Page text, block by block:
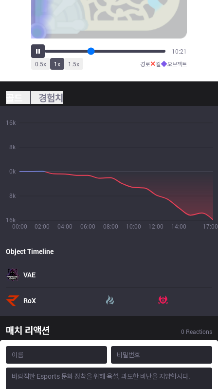
11:32
0.5x 1x 1.5x 경로✕킬◆오브젝트
경험치
00:00 02:00 04:00 06:00 08:00 10:00 12:00 14:00 17:00
16k
8k
0k
8k
16k
Object Timeline
VAE
RoX
매치 리액션 0 Reactions